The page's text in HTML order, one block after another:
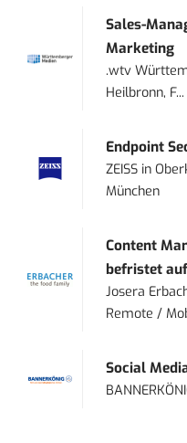
Sales-
Marketing
.wtv
Heilbronn, F...
Endpoint
ZEISS in
München
Content
befristet
Josera
Remote /
Social